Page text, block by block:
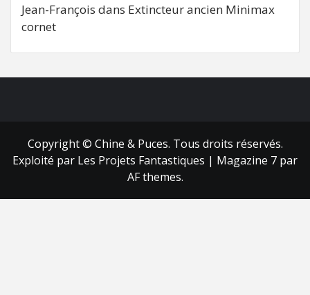
Jean-François dans Extincteur ancien Minimax
cornet
Copyright © Chine & Puces. Tous droits réservés.
Exploité par Les Projets Fantastiques | Magazine 7 par
AF themes.